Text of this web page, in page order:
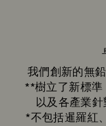
我們創新的無
**樹立了新標準
以及各產業
*不包括暹羅紅